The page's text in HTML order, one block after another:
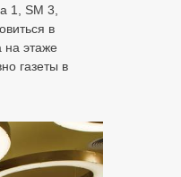
1, SM 3,
в
на этаже
газеты в